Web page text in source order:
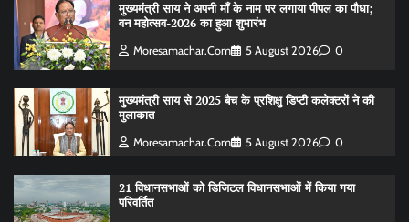
मुख्यमंत्री साय ने अपनी माँ के नाम पर लगाया पीपल का पौधा;
वन महोत्सव-2026 का हुआ शुभारंभ
Moresamachar.com 5 August 2026 0
मुख्यमंत्री साय से 2025 बैच के प्रशिक्षु डिप्टी कलेक्टरों ने की
मुलाकात
Moresamachar.com 5 August 2026 0
21 विधानसभाओं को डिजिटल विधानसभाओं में किया गया
परिवर्तित